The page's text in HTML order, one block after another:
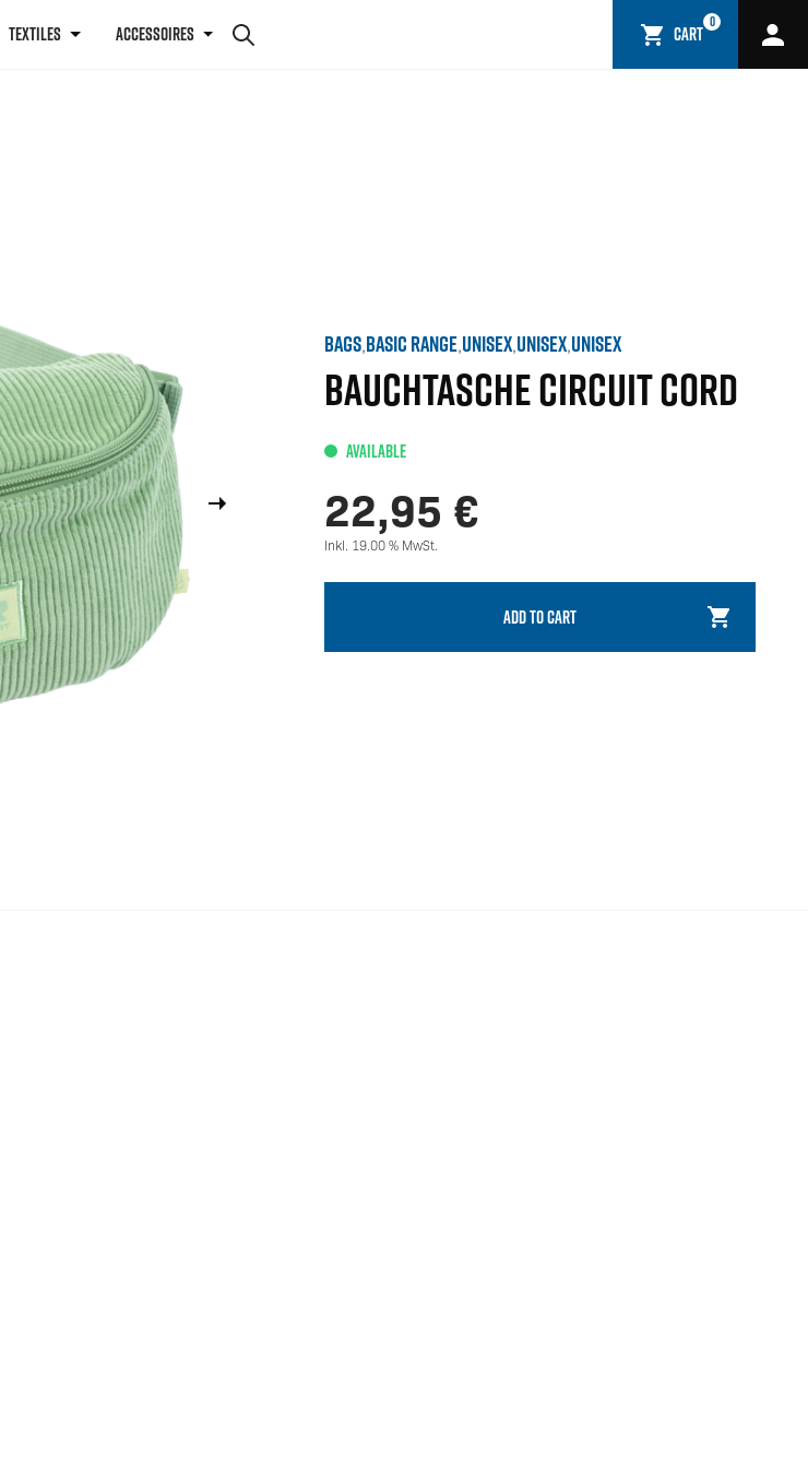
TEXTILES ACCESSOIRES CART
0
BAGS,BASIC RANGE,UNISEX,UNISEX,UNISEX
BAUCHTASCHE CIRCUIT CORD
AVAILABLE
22,95 €
Inkl. 19.00 % MwSt.
ADD TO CART